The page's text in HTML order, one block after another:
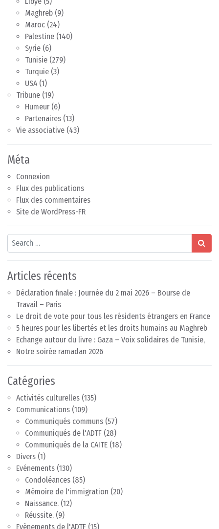
Maghreb (9)
Maroc (24)
Palestine (140)
Syrie (6)
Tunisie (279)
Turquie (3)
USA(1)
Tribune (19)
Humeur (6)
Partenaires (13)
Vie associative (43)
Méta
Connexion
Flux des publications
Flux des commentaires
Site de WordPress-FR
Search
Articles récents
Déclaration finale : Journée du 2 mai 2026 – Bourse de
Travail – Paris
Le droit de vote pour tous les résidents étrangers en France
5 heures pour les libertés et les droits humains au Maghreb
Echange autour du livre : Gaza – Voix solidaires de Tunisie,
Notre soirée ramadan 2026
Catégories
Activités culturelles (135)
Communications (109)
Communiqués communs (57)
Communiqués de l'ADTF (28)
Communiqués de la CAITE (18)
Divers (1)
Evénements (130)
Condoléances (85)
Mémoire de l'immigration (20)
Naissance. (12)
Réussite. (9)
Evènements de l'ADTF (15)